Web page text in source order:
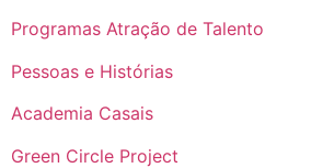
Programas Atração de Talento
Pessoas e Histórias
Academia Casais
Green Circle Project